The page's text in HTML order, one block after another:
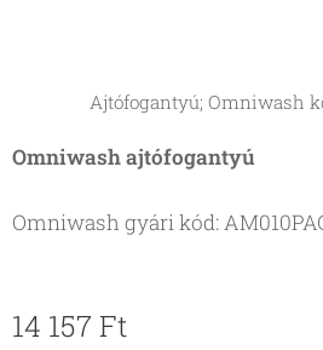
Ajtófogantyú; Omniwash
Omniwash ajtófogantyú
Omniwash gyári kód:
14 157 Ft